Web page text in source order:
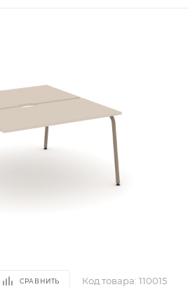
СРАВНИТЬ Код товара: 110015